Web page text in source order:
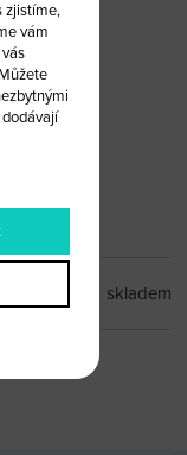
skladem
zjistíme,
vám